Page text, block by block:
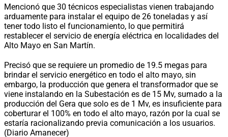
Mencionó que 30 técnicos especialistas vienen trabajando
arduamente para instalar el equipo de 26 toneladas y así
tener todo listo el funcionamiento, lo que permitirá
restablecer el servicio de energía eléctrica en localidades del
Alto Mayo en San Martín.
Precisó que se requiere un promedio de 19.5 megas para
brindar el servicio energético en todo el alto mayo, sin
embargo, la producción que genera el transformador que se
viene instalando en la Subestación es de 15 Mv, sumado a la
producción del Gera que solo es de 1 Mv, es insuficiente para
coberturar el 100% en todo el alto mayo, razón por la cual se
estaría racionalizando previa comunicación a los usuarios.
(Diario Amanecer)